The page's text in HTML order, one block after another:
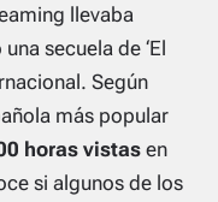
llevaba
secuela de ‘El
Según
más popular
horas vistasen
si algunos de los